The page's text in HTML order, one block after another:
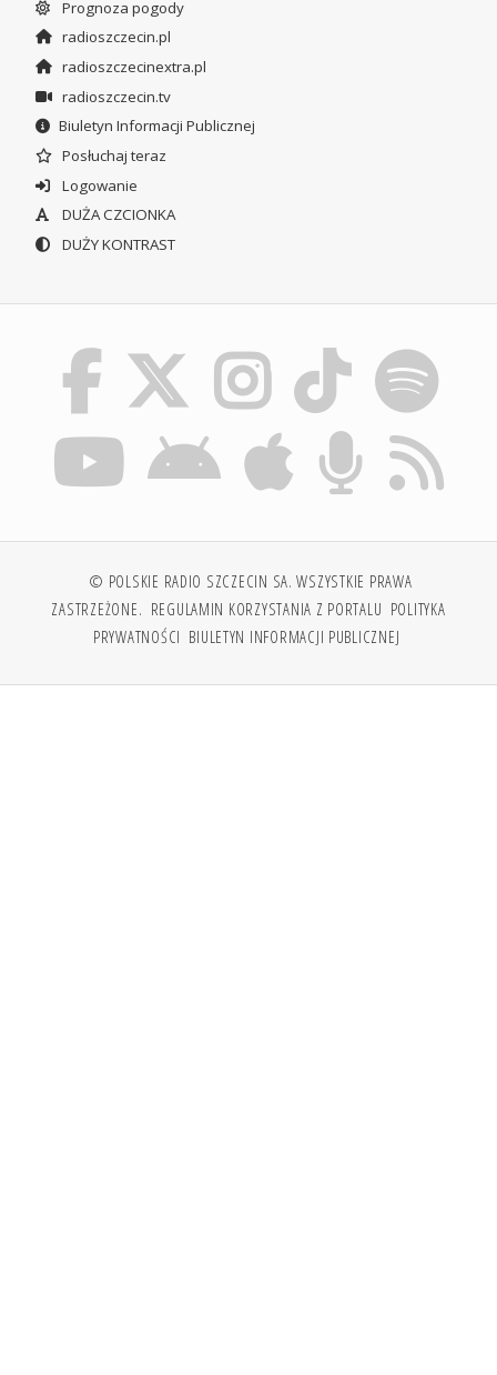
Prognoza pogody
radioszczecin.pl
radioszczecinextra.pl
radioszczecin.tv
Biuletyn Informacji Publicznej
Posłuchaj teraz
Logowanie
DUŻA CZCIONKA
DUŻY KONTRAST
© POLSKIE RADIO SZCZECIN SA. WSZYSTKIE PRAWA
ZASTRZEŻONE. REGULAMIN KORZYSTANIA Z PORTALU POLITYKA
PRYWATNOŚCI BIULETYN INFORMACJI PUBLICZNEJ